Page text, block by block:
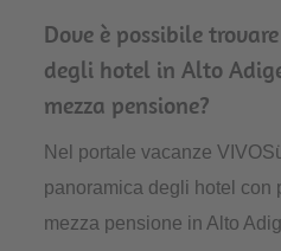
Dove è possibile
degli hotel in Alto
mezza pensione?
Nel portale vacanze
panoramica degli hotel con
mezza pensione in Alto